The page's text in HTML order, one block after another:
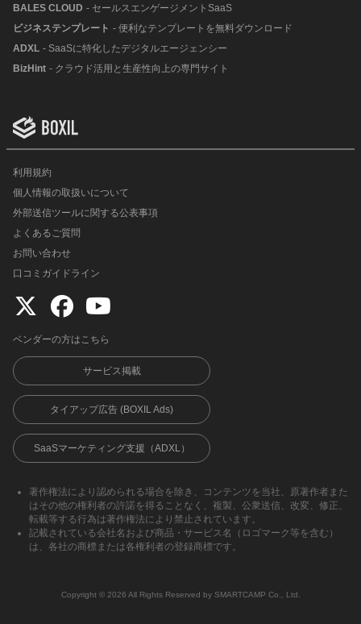
BALES CLOUD - セールスエンゲージメントSaaS
ビジネステンプレート - 便利なテンプレートを無料ダウンロード
ADXL - SaaSに特化したデジタルエージェンシー
BizHint - クラウド活用と生産性向上の専門サイト
利用規約
個人情報の取扱いについて
外部送信ツールに関する公表事項
よくあるご質問
お問い合わせ
口コミガイドライン
ベンダーの方はこちら
サービス掲載
タイアップ広告 (BOXIL Ads)
SaaSマーケティング支援（ADXL）
著作権法により認められる場合を除き、コンテンツを当社、原著作者また
はその他の権利者の許諾を得ることなく、複製、公衆送信、改変、修正、
転載等する行為は著作権法により禁止されています。
記載されている会社名および商品・サービス名（ロゴマーク等を含む）
は、各社の商標または各権利者の登録商標です。
Copyright ©︎ 2026 All Rights Reserved by SMARTCAMP Co., Ltd.